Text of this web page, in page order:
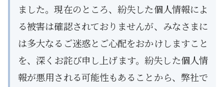
ました。現在のところ、紛失した個人情報によ
る被害は確認されておりませんが、みなさまに
は多大なるご迷惑とご心配をおかけしますこと
を、深くお詫び申し上げます。紛失した個人情
報が悪用される可能性もあることから、弊社で